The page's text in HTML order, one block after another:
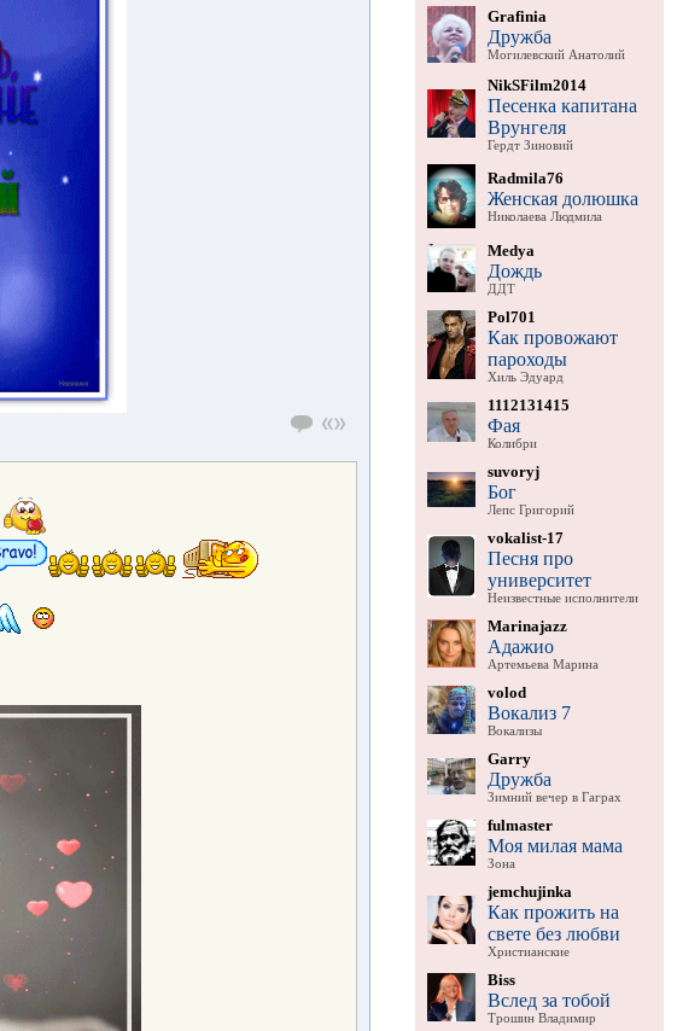
Grafinia
Дружба
Могилевский Анатолий
NikSFilm2014
Песенка капитана
Врунгеля
Гердт Зиновий
Radmila76
Женская долюшка
Николаева Людмила
Medya
Дождь
ДДТ
Pol701
Как провожают
пароходы
Хиль Эдуард
1112131415
Фая
Колибри
suvoryj
Бог
Лепс Григорий
vokalist-17
Песня про
университет
Неизвестные исполнители
Marinajazz
Адажио
Артемьева Марина
volod
Вокализ 7
Вокализы
Garry
Дружба
Зимний вечер в Гаграх
fulmaster
Моя милая мама
Зона
jemchujinka
Как прожить на
свете без любви
Христианские
Biss
Вслед за тобой
Трошин Владимир